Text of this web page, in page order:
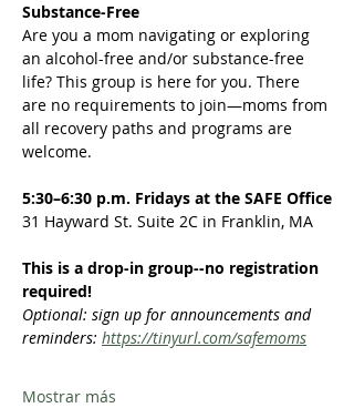
Substance-Free
Are you a mom navigating or exploring
an alcohol-free and/or substance-free
life? This group is here for you. There
are no requirements to join—moms from
all recovery paths and programs are
welcome.
5:30–6:30 p.m. Fridays at the SAFE Office
31 Hayward St. Suite 2C in Franklin, MA
This is a drop-in group--no registration
required!
Optional: sign up for announcements and
reminders: https://tinyurl.com/safemoms
Mostrar más